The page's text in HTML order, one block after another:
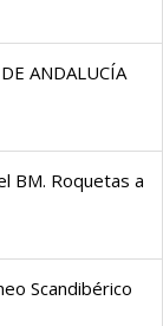
ANDALUCÍA
BM. Roquetas a
Scandibérico